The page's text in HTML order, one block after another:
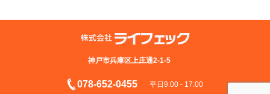
神戸市兵庫区上庄通2-1-5
078-652-0455 平⽇9:00 - 17:00